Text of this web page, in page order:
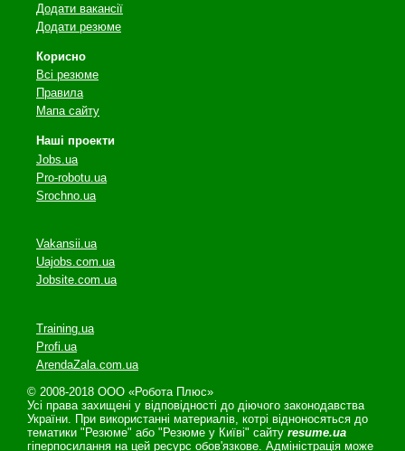
Додати вакансії
Додати резюме
Корисно
Всі резюме
Правила
Мапа сайту
Наші проекти
Jobs.ua
Pro-robotu.ua
Srochno.ua
Vakansii.ua
Uajobs.com.ua
Jobsite.com.ua
Training.ua
Profi.ua
ArendaZala.com.ua
© 2008-2018 ООО «Робота Плюс»
Усі права захищені у відповідності до діючого законодавства
України. При використанні материалів, котрі відноносяться до
тематики "Резюме" або "Резюме у Київі" сайту resume.ua
гіперпосилання на цей ресурс обов'язкове. Адміністрація може